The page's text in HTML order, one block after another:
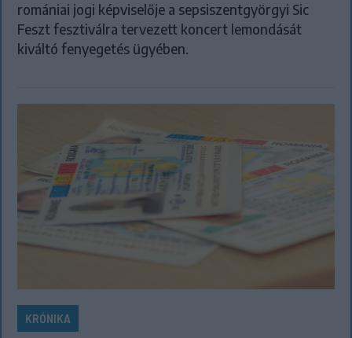
romániai jogi képviselője a sepsiszentgyörgyi Sic
Feszt fesztiválra tervezett koncert lemondását
kiváltó fenyegetés ügyében.
KRÓNIKA